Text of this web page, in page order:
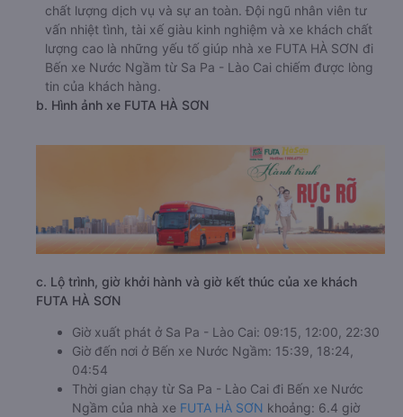
chất lượng dịch vụ và sự an toàn. Đội ngũ nhân viên tư
vấn nhiệt tình, tài xế giàu kinh nghiệm và xe khách chất
lượng cao là những yếu tố giúp nhà xe FUTA HÀ SƠN đi
Bến xe Nước Ngầm từ Sa Pa - Lào Cai chiếm được lòng
tin của khách hàng.
b. Hình ảnh xe FUTA HÀ SƠN
c. Lộ trình, giờ khởi hành và giờ kết thúc của xe khách
FUTA HÀ SƠN
Giờ xuất phát ở Sa Pa - Lào Cai: 09:15, 12:00, 22:30
Giờ đến nơi ở Bến xe Nước Ngầm: 15:39, 18:24,
04:54
Thời gian chạy từ Sa Pa - Lào Cai đi Bến xe Nước
Ngầm của nhà xe FUTA HÀ SƠN khoảng: 6.4 giờ